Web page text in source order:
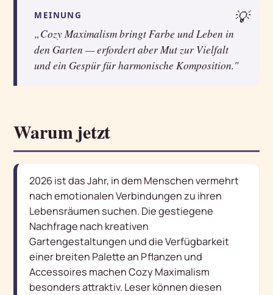
💡
MEINUNG
„Cozy Maximalism bringt Farbe und Leben in
den Garten — erfordert aber Mut zur Vielfalt
und ein Gespür für harmonische Komposition."
Warum jetzt
2026 ist das Jahr, in dem Menschen vermehrt
nach emotionalen Verbindungen zu ihren
Lebensräumen suchen. Die gestiegene
Nachfrage nach kreativen
Gartengestaltungen und die Verfügbarkeit
einer breiten Palette an Pflanzen und
Accessoires machen Cozy Maximalism
besonders attraktiv. Leser können diesen